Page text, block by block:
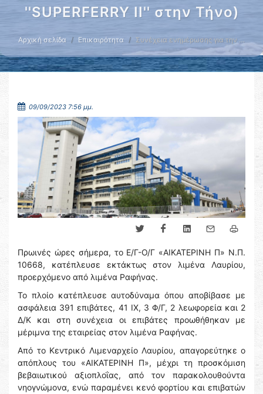
''SUPERFERRY II'' στην Τήνο)
Αρχική σελίδα Επικαιρότητα Συνέχεια ενημέρωσης για την …
09/09/2023 7:56 μμ.
Πρωινές ώρες σήμερα, το Ε/Γ-Ο/Γ «ΑΙΚΑΤΕΡΙΝΗ Π» Ν.Π.
10668, κατέπλευσε εκτάκτως στον λιμένα Λαυρίου,
προερχόμενο από λιμένα Ραφήνας.
Το πλοίο κατέπλευσε αυτοδύναμα όπου αποβίβασε με
ασφάλεια 391 επιβάτες, 41 ΙΧ, 3 Φ/Γ, 2 λεωφορεία και 2
Δ/Κ και στη συνέχεια οι επιβάτες προωθήθηκαν με
μέριμνα της εταιρείας στον λιμένα Ραφήνας.
Από το Κεντρικό Λιμεναρχείο Λαυρίου, απαγορεύτηκε ο
απόπλους του «ΑΙΚΑΤΕΡΙΝΗ Π», μέχρι τη προσκόμιση
βεβαιωτικού αξιοπλοΐας, από τον παρακολουθούντα
νηογνώμονα, ενώ παραμένει κενό φορτίου και επιβατών